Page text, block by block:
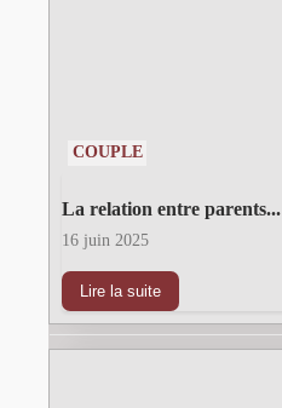
COUPLE
La relation entre parents...
16 juin 2025
Lire la suite